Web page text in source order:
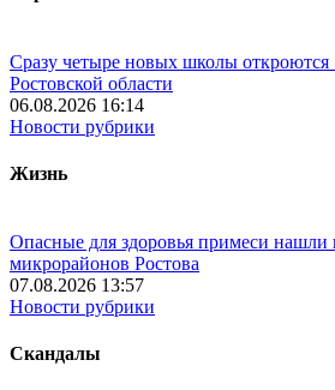
Сразу четыре новых школы откроются
Ростовской области
06.08.2026 16:14
Новости рубрики
Жизнь
Опасные для здоровья примеси нашли
микрорайонов Ростова
07.08.2026 13:57
Новости рубрики
Скандалы